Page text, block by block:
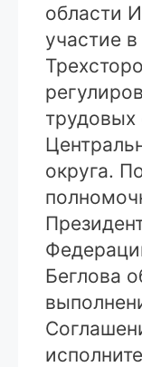
области
участие
округа.
Беглова